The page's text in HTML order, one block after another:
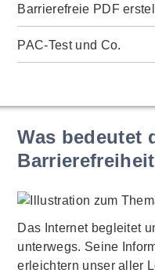
Barrierefreie PDF
PAC-Test und Co.
Was bedeutet
Das Internet begleitet
unterwegs. Seine
erleichtern unser aller